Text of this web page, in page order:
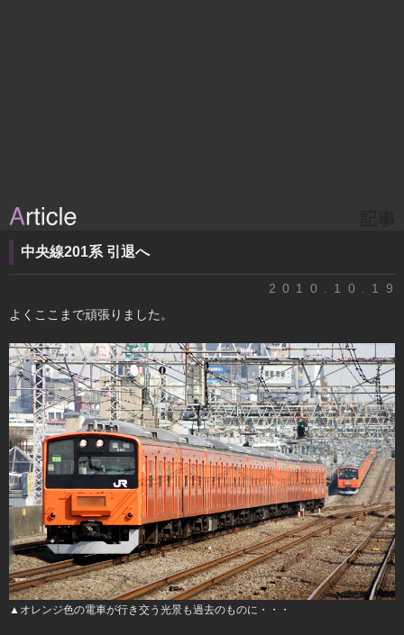
中央線201系 引退へ
2010.10.19
よくここまで頑張りました。
▲オレンジ色の電車が行き交う光景も過去のものに・・・